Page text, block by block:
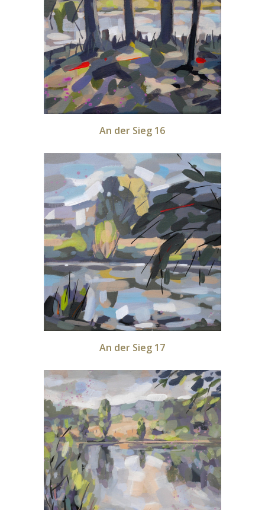
An der Sieg 16
An der Sieg 17